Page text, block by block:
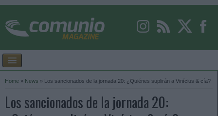
Home » News » Los sancionados de la jornada 20: ¿Quiénes suplirán a Vinícius & cía?
Los sancionados de la jornada 20: